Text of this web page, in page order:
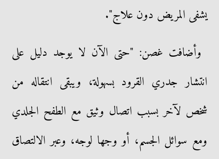
يشفى المريض دون علاج".
وأضافت غصن: "حتى الآن لا يوجد دليل على
انتشار جدري القرود بسهولة، ويبقى انتقاله من
شخص لآخر بسبب اتصال وثيق مع الطفح الجلدي
ومع سوائل الجسم، أو وجها لوجه، وعبر الالتصاق